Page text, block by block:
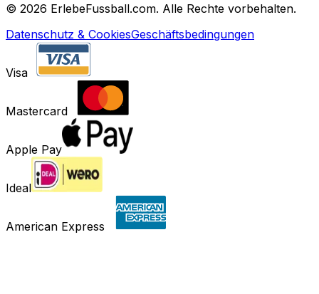
© 2026 ErlebeFussball.com. Alle Rechte vorbehalten.
Datenschutz & CookiesGeschäftsbedingungen
Visa
Mastercard
Apple Pay
Ideal
American Express